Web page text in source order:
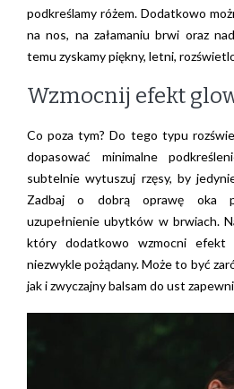
podkreślamy różem. Dodatkowo
na nos, na załamaniu brwi oraz
temu zyskamy piękny, letni,
Wzmocnij efekt
Co poza tym? Do tego typu
dopasować minimalne
subtelnie wytuszuj rzęsy, by
Zadbaj o dobrą oprawę oka
uzupełnienie ubytków w brwiach.
który dodatkowo wzmocni
niezwykle pożądany. Może to być
jak i zwyczajny balsam do ust